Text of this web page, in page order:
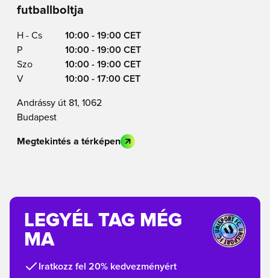
futballboltja
H - Cs
10:00 - 19:00 CET
P
10:00 - 19:00 CET
Szo
10:00 - 19:00 CET
V
10:00 - 17:00 CET
Andrássy út 81, 1062
Budapest
Megtekintés a térképen
LEGYÉL TAG MÉG
MA
Iratkozz fel 20% kedvezményért